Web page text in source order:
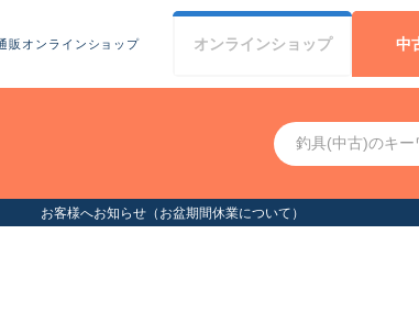
販オンラインショップ オンラインショップ 中